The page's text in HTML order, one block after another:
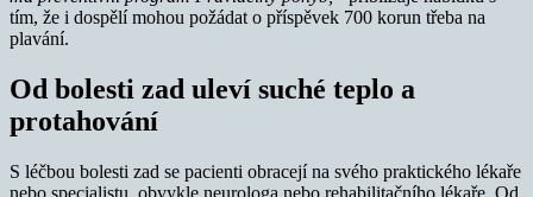
tím, že i dospělí mohou požádat o příspěvek 700 korun třeba na
plavání.
Od bolesti zad uleví suché teplo a
protahování
S léčbou bolesti zad se pacienti obracejí na svého praktického lékaře
nebo specialistu, obvykle neurologa nebo rehabilitačního lékaře. Od